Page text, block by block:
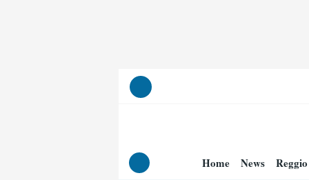
Home News Reggio